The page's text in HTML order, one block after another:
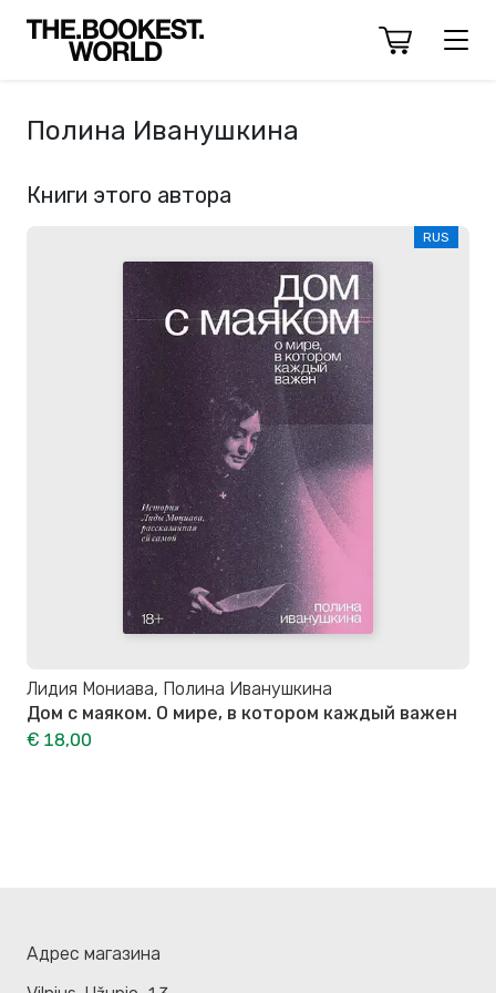
Полина Иванушкина
Книги этого автора
RUS
Лидия Мониава, Полина Иванушкина
Дом с маяком. О мире, в котором каждый важен
€ 18,00
Адрес магазина